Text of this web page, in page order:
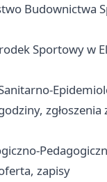
Budownictwa
Sportowy w
zgłoszenia
zapisy